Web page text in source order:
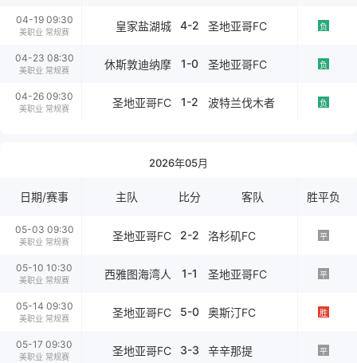
04-19 09:30
美职业 常规赛 皇家盐湖城 4-2 圣地亚哥FC 负
04-23 08:30
美职业 常规赛 休斯敦迪纳摩 1-0 圣地亚哥FC 负
04-26 09:30
美职业 常规赛 圣地亚哥FC 1-2 波特兰伐木者 负
2026年05月
日期/赛事 主队 比分 客队 胜平负
05-03 09:30
美职业 常规赛 圣地亚哥FC 2-2 洛杉矶FC 平
05-10 10:30
美职业 常规赛 西雅图海湾人 1-1 圣地亚哥FC 平
05-14 09:30
美职业 常规赛 圣地亚哥FC 5-0 奥斯汀FC 胜
05-17 09:30
美职业 常规赛 圣地亚哥FC 3-3 辛辛那提 平